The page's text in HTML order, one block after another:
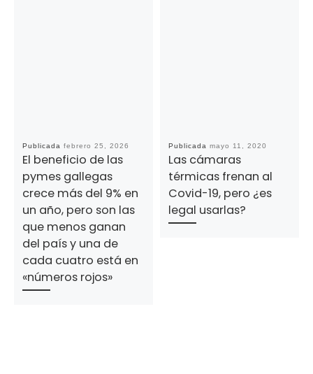
Publicada febrero 25, 2026
El beneficio de las
pymes gallegas
crece más del 9% en
un año, pero son las
que menos ganan
del país y una de
cada cuatro está en
«números rojos»
Publicada mayo 11, 2020
Las cámaras
térmicas frenan al
Covid-19, pero ¿es
legal usarlas?